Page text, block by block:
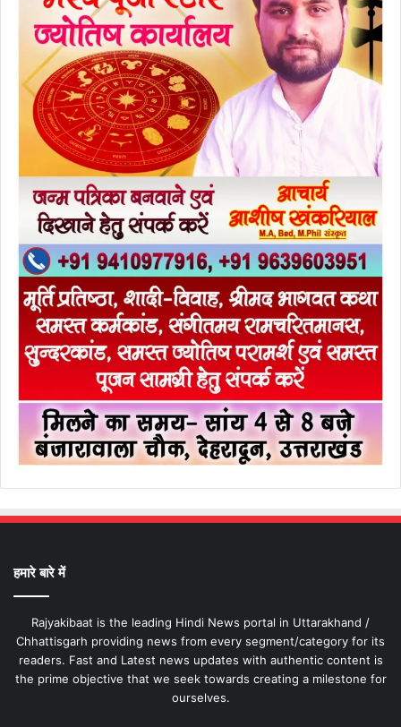
हमारे बारे में
Rajyakibaat is the leading Hindi News portal in Uttarakhand /
Chhattisgarh providing news from every segment/category for its
readers. Fast and Latest news updates with authentic content is
the prime objective that we seek towards creating a milestone for
ourselves.